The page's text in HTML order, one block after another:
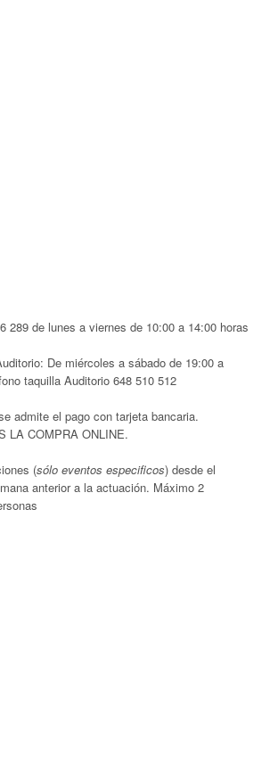
289 de lunes a viernes de 10:00 a 14:00 horas
De miércoles a sábado de 19:00 a
taquilla Auditorio 648 510 512
admite el pago con tarjeta bancaria.
LA COMPRA ONLINE.
(sólo eventos especificos) desde el
anterior a la actuación. Máximo 2